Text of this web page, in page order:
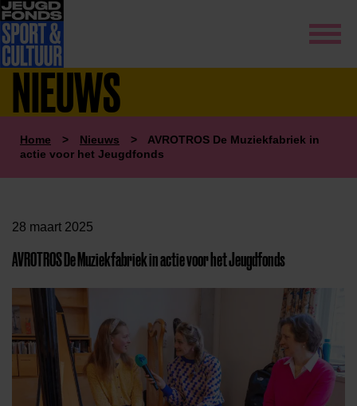
NIEUWS
Home > Nieuws >
AVROTROS De Muziekfabriek in
actie voor het Jeugdfonds
28 maart 2025
AVROTROS De Muziekfabriek in actie voor het Jeugdfonds